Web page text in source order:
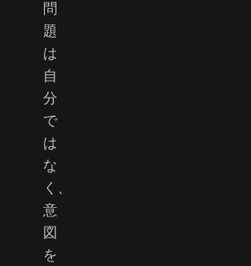
問
題
は
自
分
で
は
な
く、
意
図
を